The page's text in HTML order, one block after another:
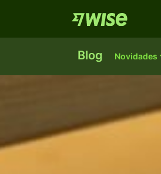
Blog Novidades